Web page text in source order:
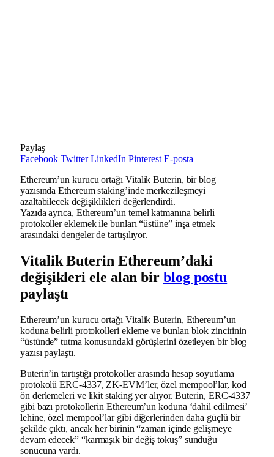
Paylaş
Facebook Twitter LinkedIn Pinterest E-posta
Ethereum’un kurucu ortağı Vitalik Buterin, bir blog
yazısında Ethereum staking’inde merkezileşmeyi
azaltabilecek değişiklikleri değerlendirdi.
Yazıda ayrıca, Ethereum’un temel katmanına belirli
protokoller eklemek ile bunları “üstüne” inşa etmek
arasındaki dengeler de tartışılıyor.
Vitalik Buterin Ethereum’daki
değişikleri ele alan bir blog postu
paylaştı
Ethereum’un kurucu ortağı Vitalik Buterin, Ethereum’un
koduna belirli protokolleri ekleme ve bunları blok zincirinin
“üstünde” tutma konusundaki görüşlerini özetleyen bir blog
yazısı paylaştı.
Buterin’in tartıştığı protokoller arasında hesap soyutlama
protokolü ERC-4337, ZK-EVM’ler, özel mempool’lar, kod
ön derlemeleri ve likit staking yer alıyor. Buterin, ERC-4337
gibi bazı protokollerin Ethereum’un koduna ‘dahil edilmesi’
lehine, özel mempool’lar gibi diğerlerinden daha güçlü bir
şekilde çıktı, ancak her birinin “zaman içinde gelişmeye
devam edecek” “karmaşık bir değiş tokuş” sunduğu
sonucuna vardı.